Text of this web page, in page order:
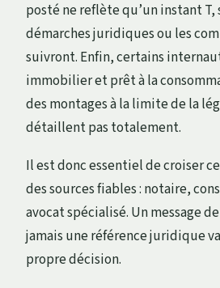
posté ne reflète qu’un instant T,
démarches juridiques ou les
suivront. Enfin, certains
immobilier et prêt à la
des montages à la limite de la
détaillent pas totalement.
Il est donc essentiel de croiser
des sources fiables : notaire,
avocat spécialisé. Un message
jamais une référence juridique
propre décision.